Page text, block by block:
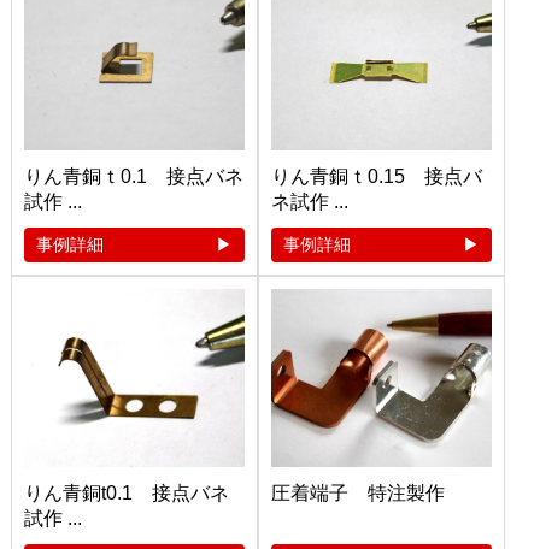
りん青銅ｔ0.1 接点バネ
試作 ...
事例詳細
りん青銅ｔ0.15 接点バ
ネ試作 ...
事例詳細
りん青銅t0.1 接点バネ
試作 ...
圧着端子 特注製作